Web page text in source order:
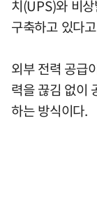
치(UPS)와 비
구축하고 있다
외부 전력 공급
력을 끊김 없이
하는 방식이다.